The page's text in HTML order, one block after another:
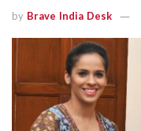
by Brave India Desk